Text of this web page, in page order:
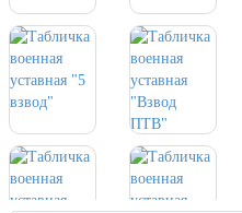
парада на Красной площади
7 ноября, День Октябрьской
революции
10 ноября, День сотрудника органов
внутренних дел РФ
13 ноября, День Войск РХБЗ
19 ноября, День Ракетных Войск и